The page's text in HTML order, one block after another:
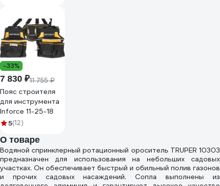
-33%
7 830 ₽11 755 ₽
Пояс строителя
для инструмента
Inforce 11-25-18
5(12)
О товаре
Водяной спринклерный ротационный ороситель TRUPER 10303
предназначен для использования на небольших садовых
участках. Он обеспечивает быстрый и обильный полив газонов
и прочих садовых насаждений. Сопла выполнены из